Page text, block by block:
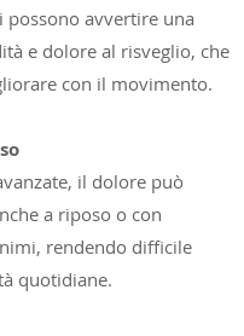
possono avvertire una
e dolore al risveglio, che
con il movimento.
il dolore può
a riposo o con
rendendo difficile
quotidiane.